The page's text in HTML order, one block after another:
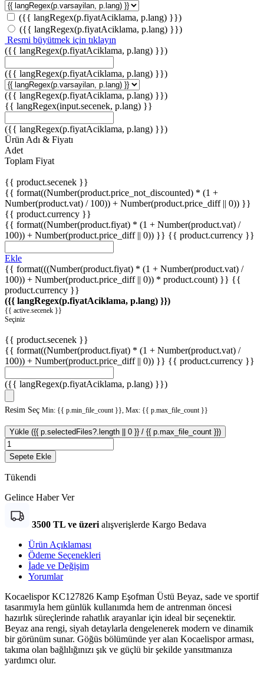
({{ langRegex(p.fiyatAciklama, p.lang) }})
({{ langRegex(p.fiyatAciklama, p.lang) }})
Resmi büyütmek için tıklayın
({{ langRegex(p.fiyatAciklama, p.lang) }})
({{ langRegex(p.fiyatAciklama, p.lang) }})
({{ langRegex(p.fiyatAciklama, p.lang) }})
{{ langRegex(input.secenek, p.lang) }}
({{ langRegex(p.fiyatAciklama, p.lang) }})
Ürün Adı & Fiyatı
Adet
Toplam Fiyat
{{ product.secenek }}
{{ format((Number(product.price_not_discounted) * (1 +
Number(product.vat) / 100)) + Number(product.price_diff || 0)) }}
{{ product.currency }}
{{ format((Number(product.fiyat) * (1 + Number(product.vat) /
100)) + Number(product.price_diff || 0)) }} {{ product.currency }}
Ekle
{{ format(((Number(product.fiyat) * (1 + Number(product.vat) /
100)) + Number(product.price_diff || 0)) * product.count) }} {{
product.currency }}
({{ langRegex(p.fiyatAciklama, p.lang) }})
{{ active.secenek }}
Seçiniz
{{ product.secenek }}
{{ format((Number(product.fiyat) * (1 + Number(product.vat) /
100)) + Number(product.price_diff || 0)) }} {{ product.currency }}
({{ langRegex(p.fiyatAciklama, p.lang) }})
Resim Seç Min: {{ p.min_file_count }}, Max: {{ p.max_file_count }}
Yükle ({{ p.selectedFiles?.length || 0 }} / {{ p.max_file_count }})
Sepete Ekle
Tükendi
Gelince Haber Ver
3500 TL ve üzeri alışverişlerde Kargo Bedava
Ürün Açıklaması
Ödeme Seçenekleri
İade ve Değişim
Yorumlar
Kocaelispor KC127826 Kamp Eşofman Üstü Beyaz, sade ve sportif
tasarımıyla hem günlük kullanımda hem de antrenman öncesi
hazırlık süreçlerinde rahatlık arayanlar için ideal bir seçenektir.
Beyaz ana rengi, siyah detaylarla dengelenerek modern ve dinamik
bir görünüm sunar. Göğüs bölümünde yer alan Kocaelispor arması,
takıma olan bağlılığınızı şık ve güçlü bir şekilde yansıtmanıza
yardımcı olur.